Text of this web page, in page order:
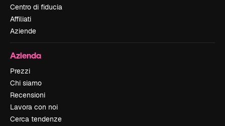
Centro di fiducia
Affiliati
Aziende
Azienda
Prezzi
Chi siamo
Recensioni
Lavora con noi
Cerca tendenze